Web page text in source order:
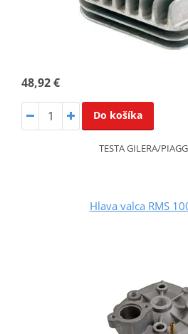
48,92 €
Do košíka
TESTA GILERA/
Hlava valca RMS